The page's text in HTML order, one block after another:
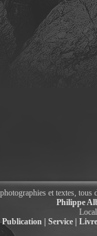
et textes, tous
Philippe
Publication | Service |